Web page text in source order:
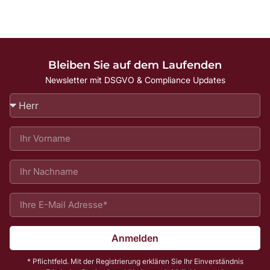
Bleiben Sie auf dem Laufenden
Newsletter mit DSGVO & Compliance Updates
Anmelden
* Pflichtfeld. Mit der Registrierung erklären Sie Ihr Einverständnis